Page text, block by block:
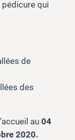
pédicure qui
de
des
au 04
2020.